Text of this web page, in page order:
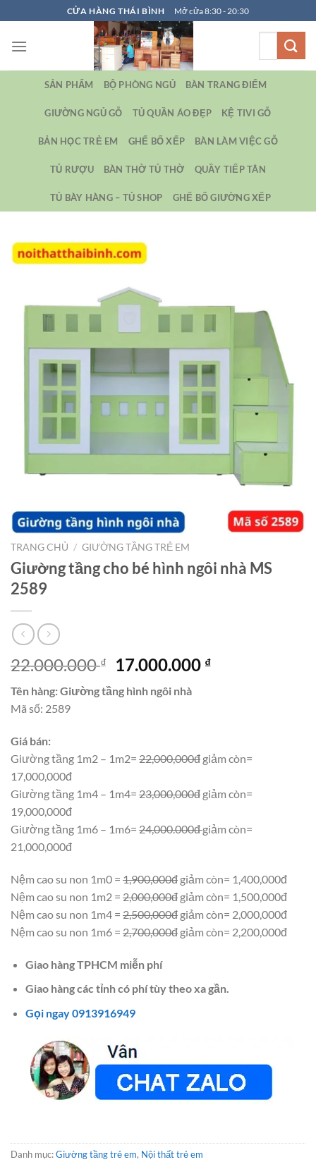
qua
nội
CỬA HÀNG THÁI BÌNH Mở cửa 8:30 - 20:30
SẢN PHẨM BỘ PHÒNG NGỦ BÀN TRANG ĐIỂM
GIƯỜNG NGỦ GỖ TỦ QUẦN ÁO ĐẸP KỆ TIVI GỖ
BẢN HỌC TRẺ EM GHẾ BỐ XẾP BÀN LÀM VIỆC GỖ
TỦ RƯỢU BÀN THỜ TỦ THỜ QUẦY TIẾP TÂN
TỦ BÀY HÀNG – TỦ SHOP GHẾ BỐ GIƯỜNG XẾP
TRANG CHỦ / GIƯỜNG TẦNG TRẺ EM
Giường tầng cho bé hình ngôi nhà MS
2589
22.000.000₫
Giá
là:
17.000.000 ₫Giá
Tên hàng: Giường tầng hình ngôi nhà
Mã số: 2589
Giá bán:
Giường tầng 1m2 – 1m2= 22,000,000đ giảm còn=
17,000,000đ
Giường tầng 1m4 – 1m4= 23,000,000đ giảm còn=
19,000,000đ
Giường tầng 1m6 – 1m6= 24,000.000đgiảm còn=
21,000,000đ
Nệm cao su non 1m0 = 1,900,000đ giảm còn= 1,400,000đ
Nệm cao su non 1m2 = 2,000,000đ giảm còn= 1,500,000đ
Nệm cao su non 1m4 = 2,500,000đ giảm còn= 2,000,000đ
Nệm cao su non 1m6 = 2,700,000đ giảm còn= 2,200,000đ
Giao hàng TPHCM miễn phí
Giao hàng các tỉnh có phí tùy theo xa gần.
Gọi ngay 0913916949
Danh mục:Giường tầng trẻ em, Nội thất trẻ em